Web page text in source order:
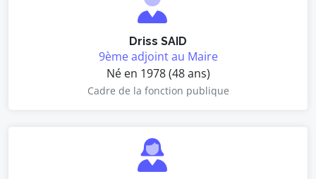
Driss SAID
9ème adjoint au Maire
Né en 1978 (48 ans)
Cadre de la fonction publique